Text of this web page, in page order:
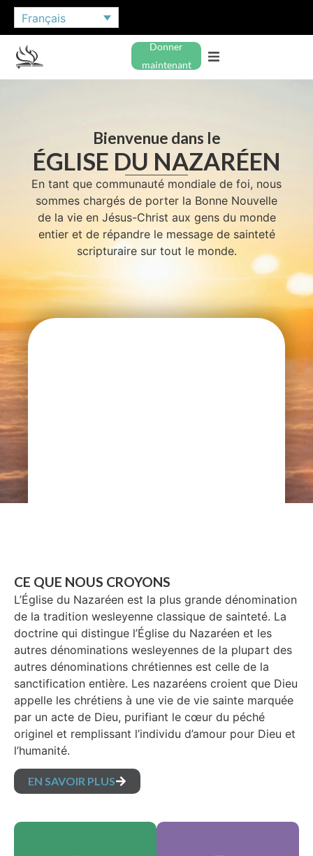
Français
Donner
maintenant
Bienvenue dans le
ÉGLISE DU NAZARÉEN
En tant que communauté mondiale de foi, nous
sommes chargés de porter la Bonne Nouvelle
de la vie en Jésus-Christ aux gens du monde
entier et de répandre le message de sainteté
scripturaire sur tout le monde.
CE QUE NOUS CROYONS
L’Église du Nazaréen est la plus grande dénomination
de la tradition wesleyenne classique de sainteté. La
doctrine qui distingue l’Église du Nazaréen et les
autres dénominations wesleyennes de la plupart des
autres dénominations chrétiennes est celle de la
sanctification entière. Les nazaréens croient que Dieu
appelle les chrétiens à une vie de vie sainte marquée
par un acte de Dieu, purifiant le cœur du péché
originel et remplissant l’individu d’amour pour Dieu et
l’humanité.
EN SAVOIR PLUS